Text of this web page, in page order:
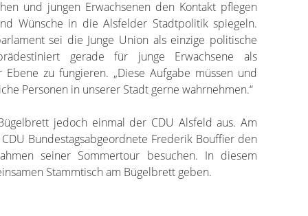
und jungen Erwachsenen den Kontakt pflegen
Wünsche in die Alsfelder Stadtpolitik spiegeln.
sei die Junge Union als einzige politische
gerade für junge Erwachsene als
zu fungieren. „Diese Aufgabe müssen und
Personen in unserer Stadt gerne wahrnehmen.“
jedoch einmal der CDU Alsfeld aus. Am
Bundestagsabgeordnete Frederik Bouffier den
seiner Sommertour besuchen. In diesem
Stammtisch am Bügelbrett geben.